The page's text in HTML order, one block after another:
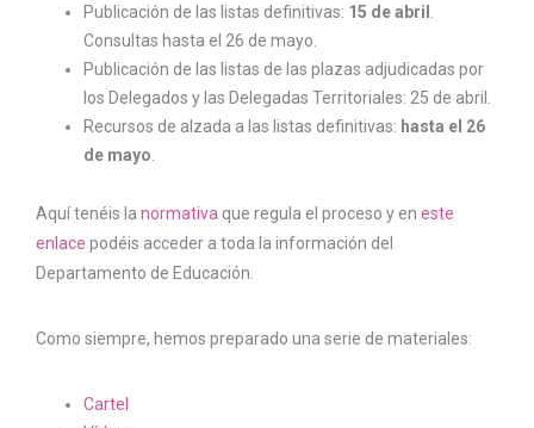
Publicación de las listas definitivas: 15 de abril
Consultas hasta el 26 de mayo.
Publicación de las listas de las plazas adjudicadas por
los Delegados y las Delegadas Territoriales: 25 de abril.
Recursos de alzada a las listas definitivas: hasta el 26
de mayo
Aquí tenéis la normativa que regula el proceso y en este
enlace podéis acceder a toda la información del
Departamento de Educación.
Como siempre, hemos preparado una serie de materiales:
Cartel